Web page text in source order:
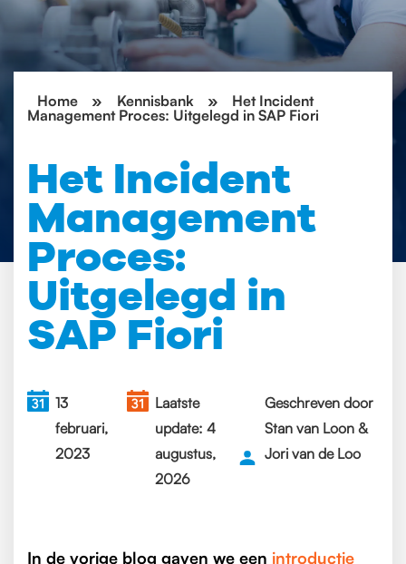
Home » Kennisbank »
Het Incident
Management Proces: Uitgelegd in SAP Fiori
Het Incident
Management
Proces:
Uitgelegd in
SAP Fiori
13
februari,
2023
Laatste
update: 4
augustus,
2026
Geschreven door
Stan van Loon &
Jori van de Loo
In de vorige blog gaven we een introductie